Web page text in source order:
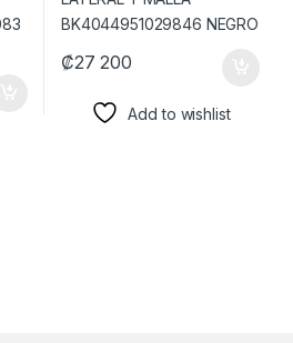
₡27 200
Add to wishlist